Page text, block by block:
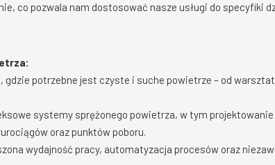
co pozwala nam dostosować nasze usługi do specyfiki
gdzie potrzebne jest czyste i suche powietrze – od
systemy sprężonego powietrza, w tym
oraz punktów poboru.
wydajność pracy, automatyzacja procesów oraz